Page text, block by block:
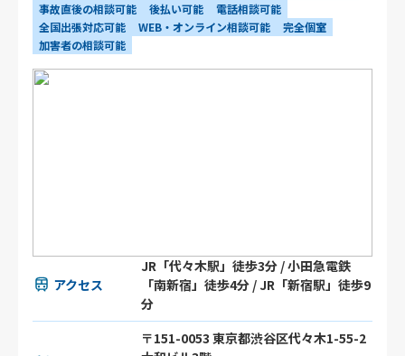
事故直後の相談可能
後払い可能
電話相談可能
全国出張対応可能
WEB・オンライン相談可能
完全個室
加害者の相談可能
アクセス
JR「代々木駅」徒歩3分 / 小田急電鉄
「南新宿」徒歩4分 / JR「新宿駅」徒歩9
分
〒151-0053 東京都渋谷区代々木1-55-2